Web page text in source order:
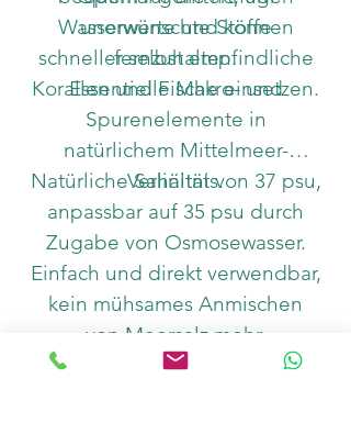
Wasserwerte und können
schneller selbst empfindliche
Korallen und Fische einsetzen.
unerwünschte Stoffe
fernzuhalten.
Essentielle Makro- und
Spurenelemente in
natürlichem Mittelmeer-
Verhältnis.
Natürliche Salinität von 37 psu,
anpassbar auf 35 psu durch
Zugabe von Osmosewasser.
Einfach und direkt verwendbar,
kein mühsames Anmischen
von Meersalz mehr.
Perfekt für Wasserwechsel und